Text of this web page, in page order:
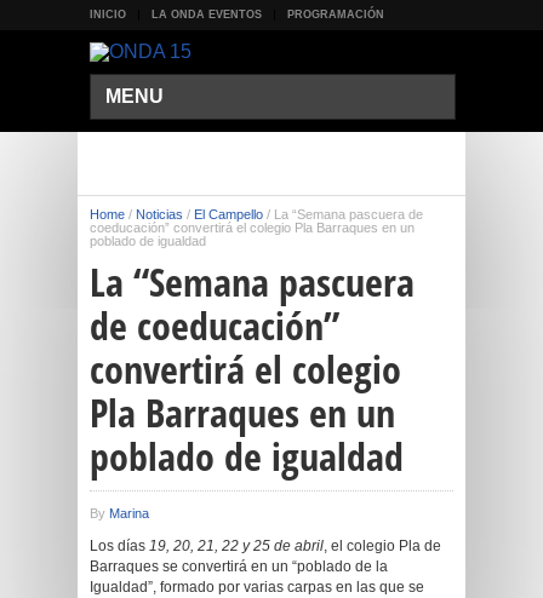
INICIO LA ONDA EVENTOS PROGRAMACIÓN
MENU
Home / Noticias / El Campello / La “Semana pascuera de
coeducación” convertirá el colegio Pla Barraques en un
poblado de igualdad
La “Semana pascuera
de coeducación”
convertirá el colegio
Pla Barraques en un
poblado de igualdad
By Marina
Los días 19, 20, 21, 22 y 25 de abril, el colegio Pla de
Barraques se convertirá en un “poblado de la
Igualdad”, formado por varias carpas en las que se